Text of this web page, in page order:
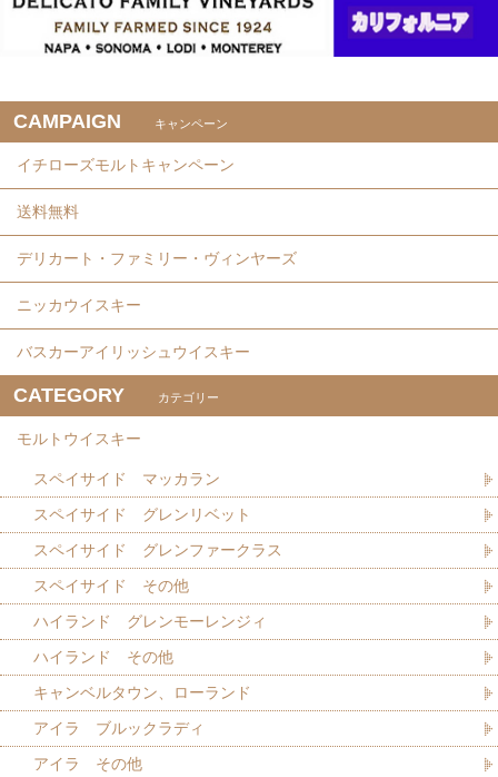
CAMPAIGN キャンペーン
イチローズモルトキャンペーン
送料無料
デリカート・ファミリー・ヴィンヤーズ
ニッカウイスキー
バスカーアイリッシュウイスキー
CATEGORY カテゴリー
モルトウイスキー
スペイサイド マッカラン
スペイサイド グレンリベット
スペイサイド グレンファークラス
スペイサイド その他
ハイランド グレンモーレンジィ
ハイランド その他
キャンベルタウン、ローランド
アイラ ブルックラディ
アイラ その他